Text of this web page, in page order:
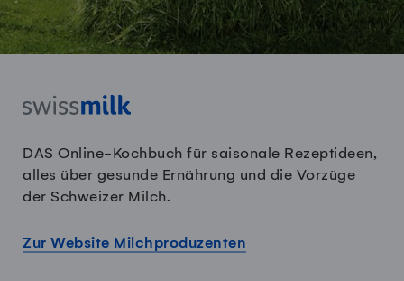
DAS Online-Kochbuch für saisonale Rezeptideen,
alles über gesunde Ernährung und die Vorzüge
der Schweizer Milch.
Zur Website Milchproduzenten